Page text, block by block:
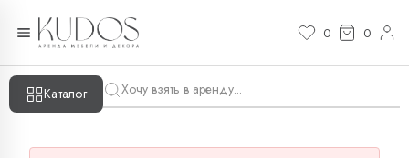
0 0
Каталог